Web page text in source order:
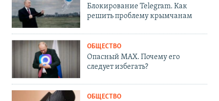
Блокирование Telegram. Как
решить проблему крымчанам
ОБЩЕСТВО
Опасный MAX. Почему его
следует избегать?
ОБЩЕСТВО